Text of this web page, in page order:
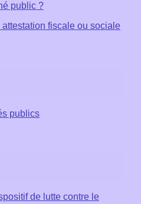
public ?
fiscale ou sociale
publics
de lutte contre le